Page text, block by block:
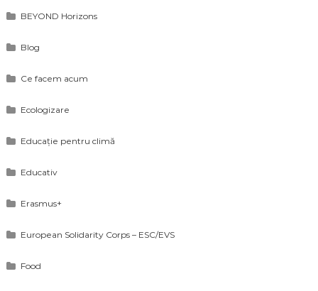
BEYOND Horizons
Blog
Ce facem acum
Ecologizare
Educație pentru climă
Educativ
Erasmus+
European Solidarity Corps – ESC/EVS
Food